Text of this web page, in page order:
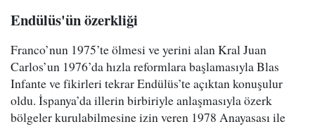
Endülüs'ün özerkliği
Franco’nun 1975’te ölmesi ve yerini alan Kral Juan
Carlos’un 1976’da hızla reformlara başlamasıyla Blas
Infante ve fikirleri tekrar Endülüs’te açıktan konuşulur
oldu. İspanya’da illerin birbiriyle anlaşmasıyla özerk
bölgeler kurulabilmesine izin veren 1978 Anayasası ile